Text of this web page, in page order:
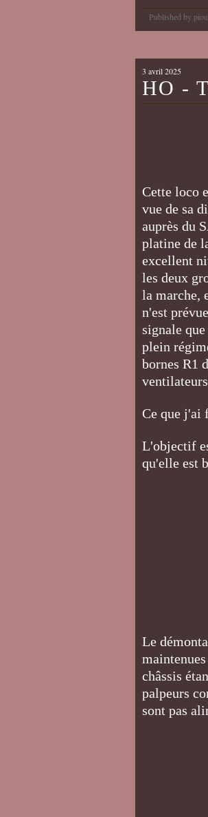
Published by
3 avril 2025
HO -
Cette loco
vue de sa
auprès du
platine de
excellent
les deux
la marche,
n'est
signale
plein
bornes R1
Ce que j'ai
L'objectif
qu'elle est
Le
châssis
palpeurs
sont pas